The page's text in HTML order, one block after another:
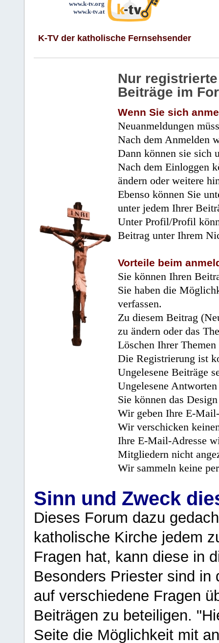
www.k-tv.org
www.k-tv.at
K-TV der katholische Fernsehsender
Nur
Beiträge im
Wenn Sie sich
Neuanmeldungen
Nach dem Anmelden
Dann können sie sich
Nach dem Einloggen
ändern oder weitere
Ebenso können Sie
unter jedem Ihrer
Unter Profil/Profil
Beitrag unter Ihrem
Vorteile beim
Sie können Ihren
Sie haben die
verfassen.
Zu diesem Beitrag
zu ändern oder das
Löschen Ihrer
Die Registrierung ist
Ungelesene Beiträge
Ungelesene
Sie können das
Wir geben Ihre E-
Wir verschicken
Ihre E-Mail-Adresse
Mitgliedern nicht
Wir sammeln keine
Sinn und Zweck
Dieses Forum dazu
katholische Kirche jedem
Fragen hat, kann diese in
Besonders Priester sind in
auf verschiedene Fragen
Beiträgen zu beteiligen.
Seite die Möglichkeit mit